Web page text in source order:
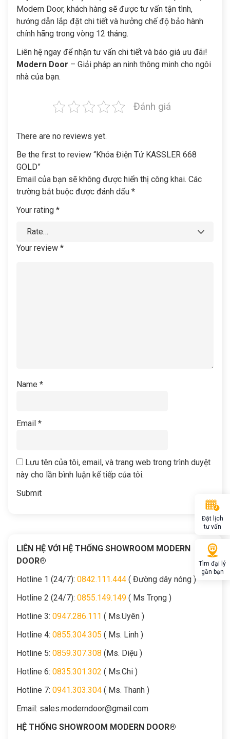
Modern Door, khách hàng sẽ được tư vấn tận tình,
hướng dẫn lắp đặt chi tiết và hưởng chế độ bảo hành
chính hãng trong vòng 12 tháng.
Liên hệ ngay để nhận tư vấn chi tiết và báo giá ưu đãi!
Modern Door – Giải pháp an ninh thông minh cho ngôi
nhà của bạn.
Đánh giá
There are no reviews yet.
Be the first to review “Khóa Điện Tử KASSLER 668
GOLD”
Email của bạn sẽ không được hiển thị công khai. Các
trường bắt buộc được đánh dấu *
Your rating *
Your review *
Name *
Email *
Lưu tên của tôi, email, và trang web trong trình duyệt
này cho lần bình luận kế tiếp của tôi.
LIÊN HỆ VỚI HỆ THỐNG SHOWROOM MODERN
DOOR®
Hotline 1 (24/7): 0842.111.444 ( Đường dây nóng )
Hotline 2 (24/7): 0855.149.149 ( Ms Trọng )
Hotline 3: 0947.286.111 ( Ms.Uyên )
Hotline 4: 0855.304.305 ( Ms. Linh )
Hotline 5: 0859.307.308 (Ms. Diệu )
Hotline 6: 0835.301.302 ( Ms.Chi )
Hotline 7: 0941.303.304 ( Ms. Thanh )
Email: sales.moderndoor@gmail.com
HỆ THỐNG SHOWROOM MODERN DOOR®
Đặt lịch
tư vấn
Tìm đại lý
gần bạn